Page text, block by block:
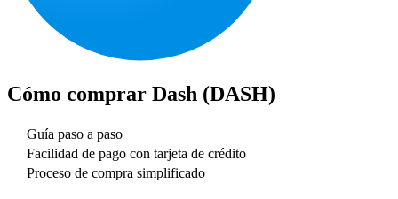
Cómo comprar Dash (DASH)
Guía paso a paso
Facilidad de pago con tarjeta de crédito
Proceso de compra simplificado